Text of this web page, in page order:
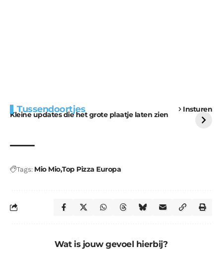
Tussendoortjes Insturen
Kleine updates die het grote plaatje laten zien
voor kabouters
uitdaging
Tags: Mio MioTop Pizza Europa
Wat is jouw gevoel hierbij?